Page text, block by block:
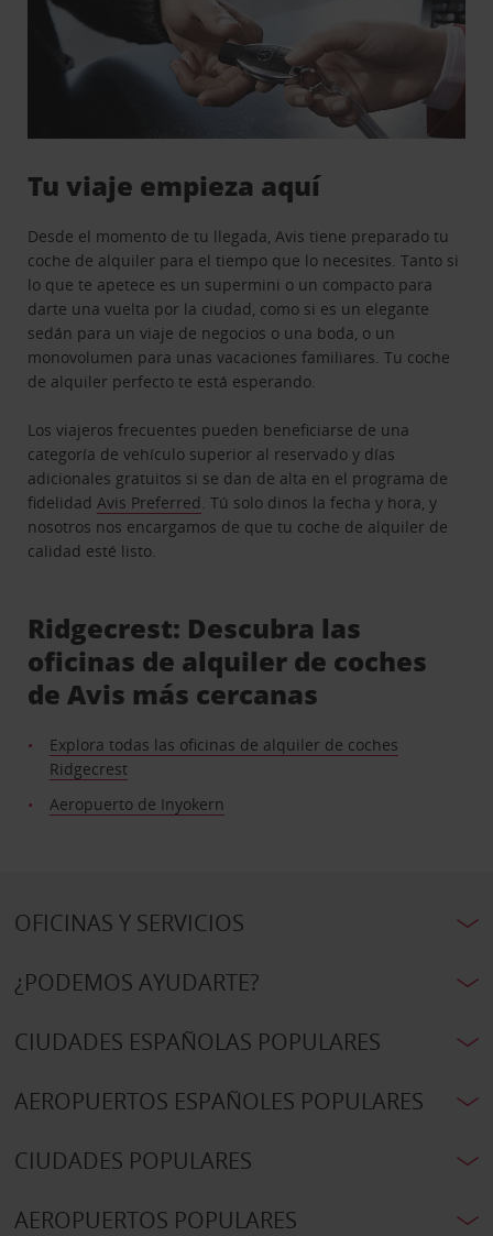
Tu viaje empieza aquí
Desde el momento de tu llegada, Avis tiene preparado tu
coche de alquiler para el tiempo que lo necesites. Tanto si
lo que te apetece es un supermini o un compacto para
darte una vuelta por la ciudad, como si es un elegante
sedán para un viaje de negocios o una boda, o un
monovolumen para unas vacaciones familiares. Tu coche
de alquiler perfecto te está esperando.
Los viajeros frecuentes pueden beneficiarse de una
categoría de vehículo superior al reservado y días
adicionales gratuitos si se dan de alta en el programa de
fidelidadAvis Preferred. Tú solo dinos la fecha y hora, y
nosotros nos encargamos de que tu coche de alquiler de
calidad esté listo.
Ridgecrest: Descubra las
oficinas de alquiler de coches
de Avis más cercanas
Explora todas las oficinas de alquiler de coches
Ridgecrest
Aeropuerto de Inyokern
OFICINAS Y SERVICIOS
¿PODEMOS AYUDARTE?
CIUDADES ESPAÑOLAS POPULARES
AEROPUERTOS ESPAÑOLES POPULARES
CIUDADES POPULARES
AEROPUERTOS POPULARES